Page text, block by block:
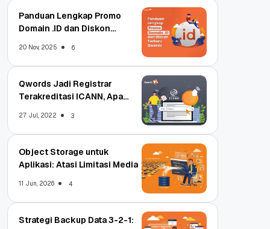
Panduan Lengkap Promo
Domain .ID dan Diskon
20 Nov, 2025 6
Qwords Jadi Registrar
Terakreditasi ICANN, Apa
27 Jul, 2022 3
Object Storage untuk
Aplikasi: Atasi Limitasi Media
11 Jun, 2026 4
Strategi Backup Data 3-2-1: